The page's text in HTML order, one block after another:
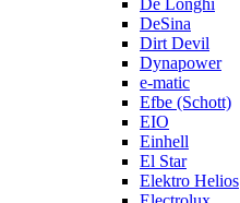
De Longhi
DeSina
Dirt Devil
Dynapower
e-matic
Efbe (Schott)
EIO
Einhell
El Star
Elektro Helios